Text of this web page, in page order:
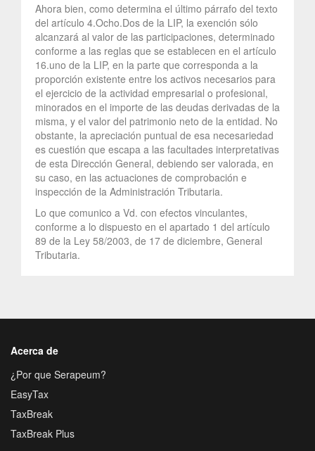
Ahora bien, como determina el último párrafo del texto
del artículo 4.Ocho.Dos de la LIP, la exención sólo
alcanzará al valor de las participaciones, determinado
conforme a las reglas que se establecen en el artículo
16.uno de la LIP, en la parte que corresponda a la
proporción existente entre los activos necesarios para
el ejercicio de la actividad empresarial o profesional,
minorados en el importe de las deudas derivadas de la
misma, y el valor del patrimonio neto de la entidad. No
obstante, la apreciación puntual de esa necesariedad
es cuestión que escapa a las facultades interpretativas
de esta Dirección General, debiendo ser valorada, en
su caso, en las actuaciones de comprobación e
inspección de la Administración Tributaria.
Lo que comunico a Vd. con efectos vinculantes,
conforme a lo dispuesto en el apartado 1 del artículo
89 de la Ley 58/2003, de 17 de diciembre, General
Tributaria.
Acerca de
¿Por que Serapeum?
EasyTax
TaxBreak
TaxBreak Plus